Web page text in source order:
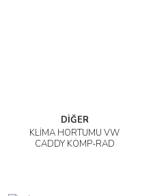
DİĞER
KLİMA HORTUMU VW
CADDY KOMP-RAD